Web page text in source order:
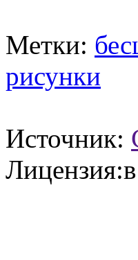
Метки:
рисунки
Источник: